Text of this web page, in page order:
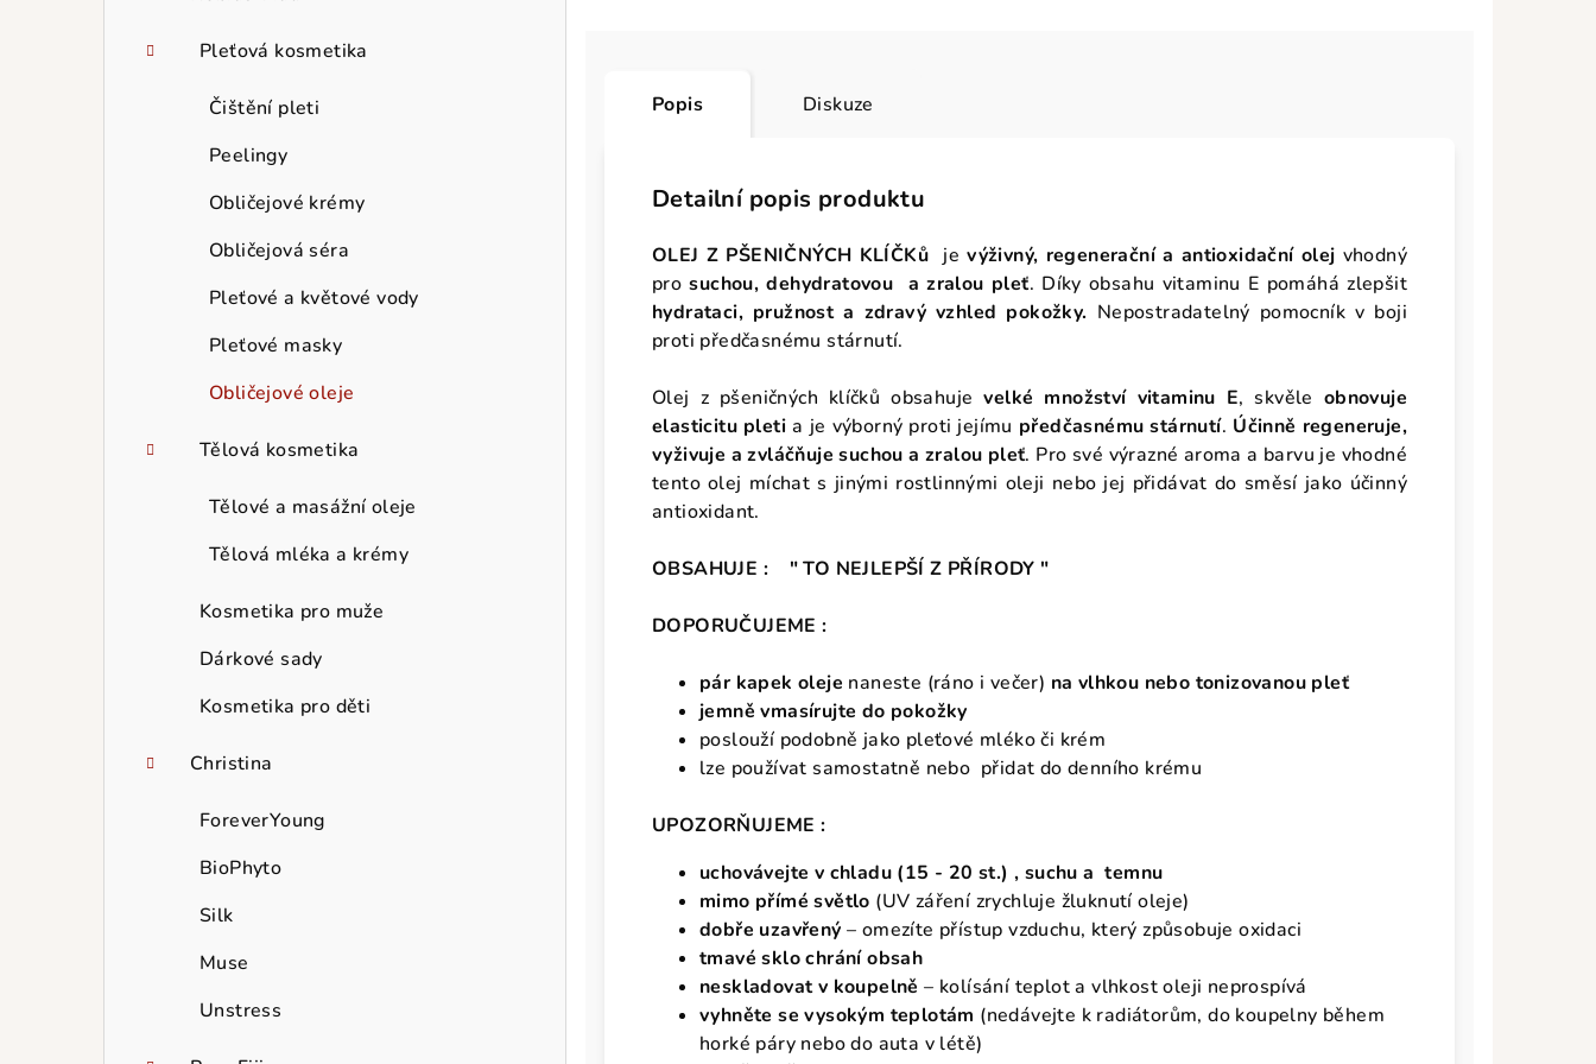
Pleťová kosmetika
Čištění pleti
Peelingy
Obličejové krémy
Obličejová séra
Pleťové a květové vody
Pleťové masky
Obličejové oleje
Tělová kosmetika
Tělové a masážní oleje
Tělová mléka a krémy
Kosmetika pro muže
Dárkové sady
Kosmetika pro děti
Christina
ForeverYoung
BioPhyto
Silk
Muse
Unstress
Popis Diskuze
Detailní popis produktu
OLEJ Z PŠENIČNÝCH KLÍČKů jevýživný, regenerační a antioxidační olej vhodný
prosuchou, dehydratovou a zralou pleť. Díky obsahu vitaminu E pomáhá zlepšit
hydrataci, pružnost a zdravý vzhled pokožky. Nepostradatelný pomocník v boji
proti předčasnému stárnutí.
Olej z pšeničných klíčků obsahujevelké množství vitaminu E, skvěle obnovuje
elasticitu pleti a je výborný proti jejímu předčasnému stárnutí. Účinně regeneruje,
vyživuje a zvláčňuje suchou a zralou pleť. Pro své výrazné aroma a barvu je vhodné
tento olej míchat s jinými rostlinnými oleji nebo jej přidávat do směsí jako účinný
antioxidant.
OBSAHUJE : "TO NEJLEPŠÍ Z PŘÍRODY "
DOPORUČUJEME :
pár kapek oleje naneste (ráno i večer) na vlhkou nebo tonizovanou pleť
jemně vmasírujte do pokožky
poslouží podobně jako pleťové mléko či krém
lze používat samostatně nebo přidat do denního krému
UPOZORŇUJEME :
uchovávejte v chladu (15 - 20 st.) , suchu a temnu
mimo přímé světlo (UV záření zrychluje žluknutí oleje)
dobře uzavřený – omezíte přístup vzduchu, který způsobuje oxidaci
tmavé sklo chrání obsah
neskladovat v koupelně – kolísání teplot a vlhkost oleji neprospívá
vyhněte se vysokým teplotám (nedávejte k radiátorům, do koupelny během
horké páry nebo do auta v létě)